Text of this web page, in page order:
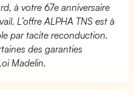
à votre 67e anniversaire
L’offre ALPHA TNS est à
par tacite reconduction.
des garanties
Madelin.